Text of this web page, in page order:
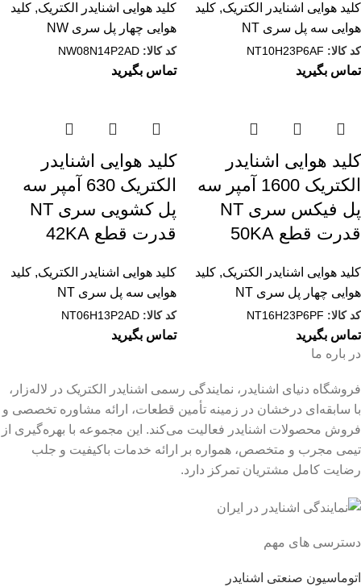
کلید هوایی اشنایدر الکتریک, کلید
هوایی سه پل سری NT
کد کالا: NT10H23P6AF
تماس بگیرید
کلید هوایی اشنایدر الکتریک, کلید
هوایی چهار پل سری NW
کد کالا: NW08N14P2AD
تماس بگیرید
کليد هوایی اشنایدر
الکتریک 1600 آمپر سه
پل فیکس سری NT
قدرت قطع 50KA
کلید هوایی اشنایدر الکتریک, کلید
هوایی چهار پل سری NT
کد کالا: NT16H23P6PF
تماس بگیرید
کليد هوایی اشنایدر
الکتریک 630 آمپر سه
پل کشویی سری NT
قدرت قطع 42KA
کلید هوایی اشنایدر الکتریک, کلید
هوایی سه پل سری NT
کد کالا: NT06H13P2AD
تماس بگیرید
در باره ما
فروشگاه دنیای اشنایدر، نمایندگی رسمی اشنایدر الکتریک در لاله‌زار،
با سابقه‌ای درخشان در زمینه تأمین قطعات، ارائه مشاوره تخصصی و
فروش محصولات اشنایدر فعالیت می‌کند. این مجموعه با بهره‌گیری از
تیمی مجرب و متخصص، همواره بر ارائه خدمات باکیفیت و جلب
رضایت کامل مشتریان تمرکز دارد.
دسترسی های مهم
اتوماسیون صنعتی اشنایدر